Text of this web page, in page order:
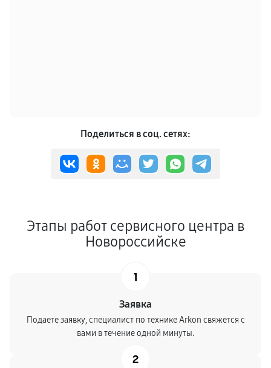
Поделиться в соц. сетях:
Этапы работ сервисного центра в
Новороссийске
1
Заявка
Подаете заявку, специалист по технике Arkon свяжется с
вами в течение одной минуты.
2